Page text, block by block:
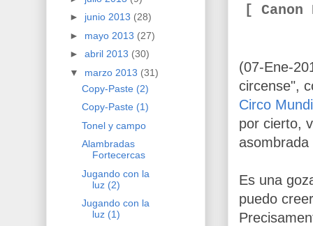
[
(07-Ene-
circense",
Circo
por cierto,
Es una
puedo
► junio 2013 (28)
► mayo 2013 (27)
► abril 2013 (30)
▼ marzo 2013 (31)
Copy-Paste (2)
Copy-Paste (1)
Tonel y campo
Alambradas
Fortecercas
Jugando con la
luz (2)
Jugando con la
luz (1)